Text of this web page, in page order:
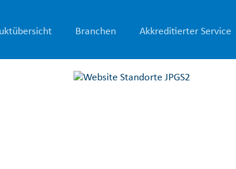
Branchen Akkreditierter Service